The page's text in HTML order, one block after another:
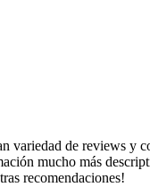
variedad de reviews y
mucho más
recomendaciones!